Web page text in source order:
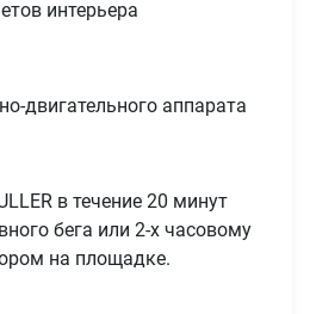
интерьера
двигательного аппарата
в течение 20 минут
бега или 2-х часовому
на площадке.